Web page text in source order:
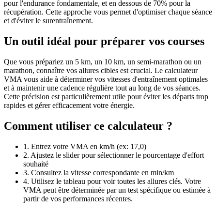
pour l'endurance fondamentale, et en dessous de 70% pour la
récupération. Cette approche vous permet d'optimiser chaque séance
et d'éviter le surentraînement.
Un outil idéal pour préparer vos courses
Que vous prépariez un 5 km, un 10 km, un semi-marathon ou un
marathon, connaître vos allures cibles est crucial. Le calculateur
VMA vous aide à déterminer vos vitesses d'entraînement optimales
et à maintenir une cadence régulière tout au long de vos séances.
Cette précision est particulièrement utile pour éviter les départs trop
rapides et gérer efficacement votre énergie.
Comment utiliser ce calculateur ?
1. Entrez votre VMA en km/h (ex: 17,0)
2. Ajustez le slider pour sélectionner le pourcentage d'effort
souhaité
3. Consultez la vitesse correspondante en min/km
4. Utilisez le tableau pour voir toutes les allures clés. Votre
VMA peut être déterminée par un test spécifique ou estimée à
partir de vos performances récentes.